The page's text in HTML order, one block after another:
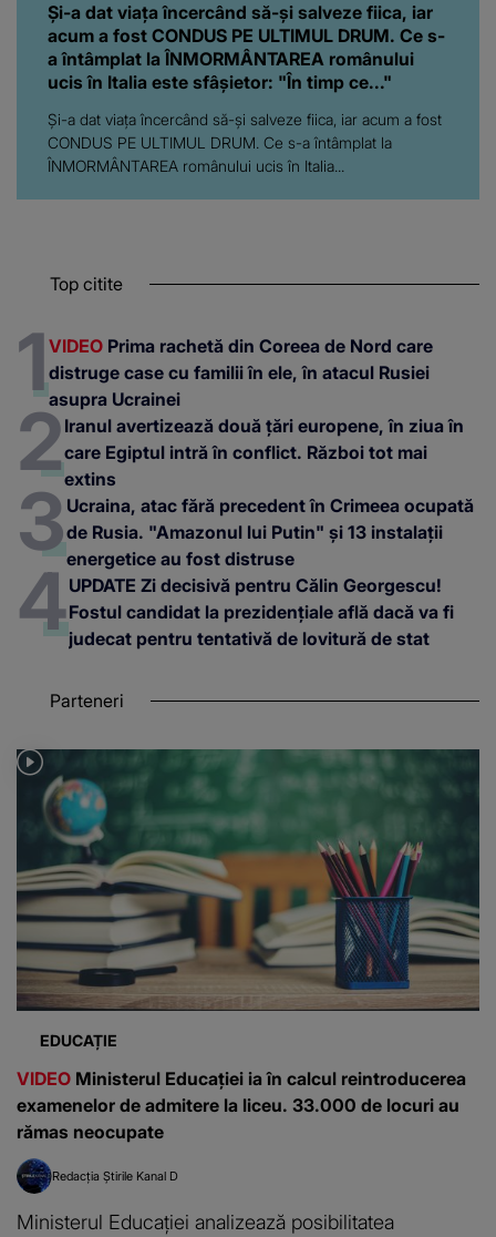
Și-a dat viața încercând să-și salveze fiica, iar
acum a fost CONDUS PE ULTIMUL DRUM. Ce s-
a întâmplat la ÎNMORMÂNTAREA românului
ucis în Italia este sfâșietor: "În timp ce..."
Și-a dat viața încercând să-și salveze fiica, iar acum a fost
CONDUS PE ULTIMUL DRUM. Ce s-a întâmplat la
ÎNMORMÂNTAREA românului ucis în Italia...
Top citite
VIDEO Prima rachetă din Coreea de Nord care
distruge case cu familii în ele, în atacul Rusiei
asupra Ucrainei
Iranul avertizează două țări europene, în ziua în
care Egiptul intră în conflict. Război tot mai
extins
Ucraina, atac fără precedent în Crimeea ocupată
de Rusia. "Amazonul lui Putin" și 13 instalații
energetice au fost distruse
UPDATE Zi decisivă pentru Călin Georgescu!
Fostul candidat la prezidențiale află dacă va fi
judecat pentru tentativă de lovitură de stat
Parteneri
EDUCAȚIE
VIDEO Ministerul Educației ia în calcul reintroducerea
examenelor de admitere la liceu. 33.000 de locuri au
rămas neocupate
Redacția Știrile Kanal D
Ministerul Educației analizează posibilitatea